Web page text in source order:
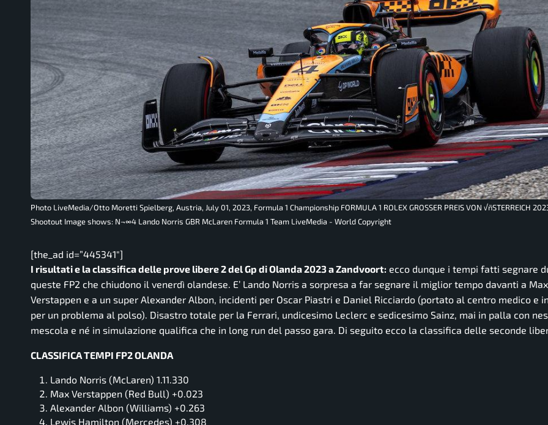
Photo LiveMedia/Otto Moretti Spielberg, Austria, July 01, 2023, Formula 1 Championship FORMULA 1 ROLEX GROSSER PREIS VON √ñSTERREICH
Shootout Image shows: N¬∞4 Lando Norris GBR McLaren Formula 1 Team LiveMedia - World Copyright
[the_ad id=”445341″]
I risultati e la classifica delle prove libere 2 del Gp di Olanda 2023 a Zandvoort: ecco dunque i tempi fatti segnare
queste FP2 che chiudono il venerdì olandese. E’ Lando Norris a sorpresa a far segnare il miglior tempo davanti a Max
Verstappen e a un super Alexander Albon, incidenti per Oscar Piastri e Daniel Ricciardo (portato al centro medico e
per un problema al polso). Disastro totale per la Ferrari, undicesimo Leclerc e sedicesimo Sainz, mai in palla con
mescola e né in simulazione qualifica che in long run del passo gara. Di seguito ecco la classifica delle seconde
CLASSIFICA TEMPI FP2 OLANDA
Lando Norris (McLaren) 1.11.330
Max Verstappen (Red Bull) +0.023
Alexander Albon (Williams) +0.263
Lewis Hamilton (Mercedes) +0.308